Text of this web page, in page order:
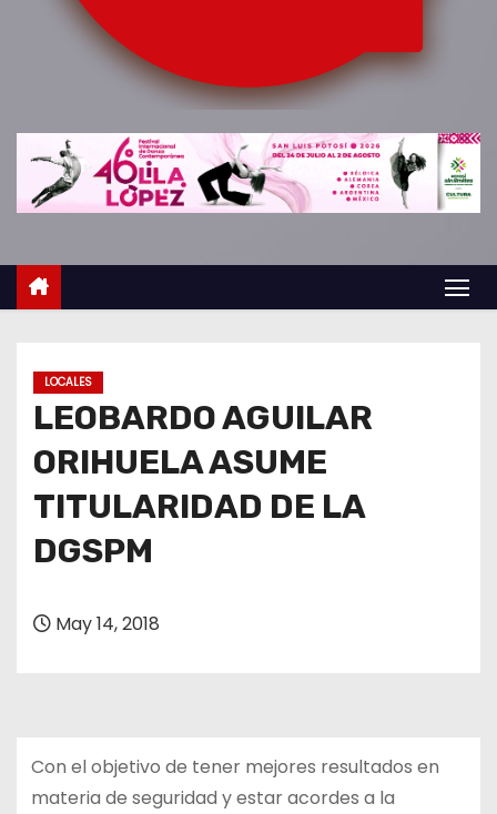
LOCALES
LEOBARDO AGUILAR
ORIHUELA ASUME
TITULARIDAD DE LA
DGSPM
May 14, 2018
Con el objetivo de tener mejores resultados en
materia de seguridad y estar acordes a la